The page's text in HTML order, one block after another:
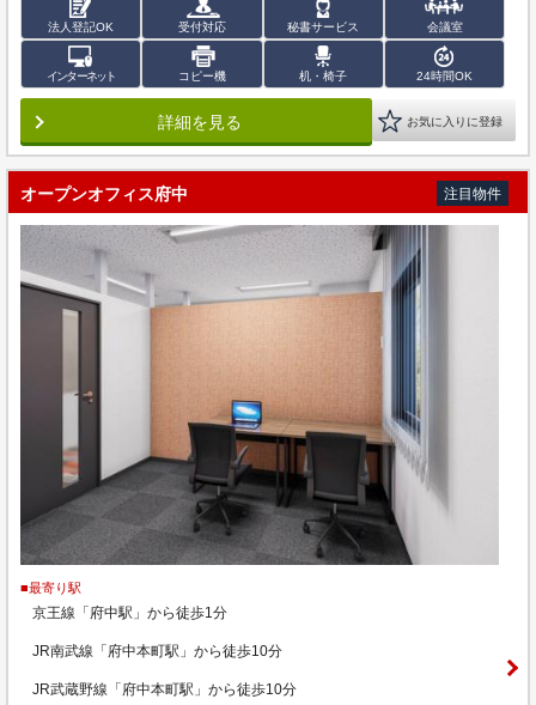
法人登記OK 受付対応 秘書サービス 会議室
インターネット コピー機 机・椅子 24時間OK
詳細を見る お気に入りに登録
オープンオフィス府中 注目物件
■最寄り駅
京王線「府中駅」から徒歩1分
JR南武線「府中本町駅」から徒歩10分
JR武蔵野線「府中本町駅」から徒歩10分